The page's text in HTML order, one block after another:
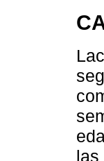
las